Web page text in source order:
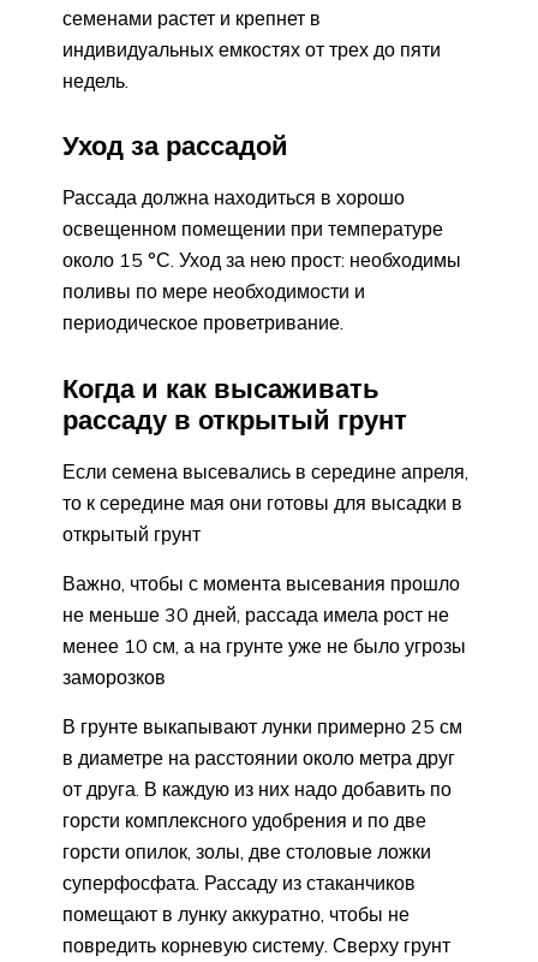
семенами растет и крепнет в
индивидуальных емкостях от трех до пяти
недель.
Уход за рассадой
Рассада должна находиться в хорошо
освещенном помещении при температуре
около 15 °С. Уход за нею прост: необходимы
поливы по мере необходимости и
периодическое проветривание.
Когда и как высаживать
рассаду в открытый грунт
Если семена высевались в середине апреля,
то к середине мая они готовы для высадки в
открытый грунт
Важно, чтобы с момента высевания прошло
не меньше 30 дней, рассада имела рост не
менее 10 см, а на грунте уже не было угрозы
заморозков
В грунте выкапывают лунки примерно 25 см
в диаметре на расстоянии около метра друг
от друга. В каждую из них надо добавить по
горсти комплексного удобрения и по две
горсти опилок, золы, две столовые ложки
суперфосфата. Рассаду из стаканчиков
помещают в лунку аккуратно, чтобы не
повредить корневую систему. Сверху грунт